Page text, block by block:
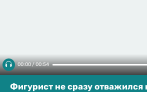
00:00 / 00:54
Фигурист не сразу отважился